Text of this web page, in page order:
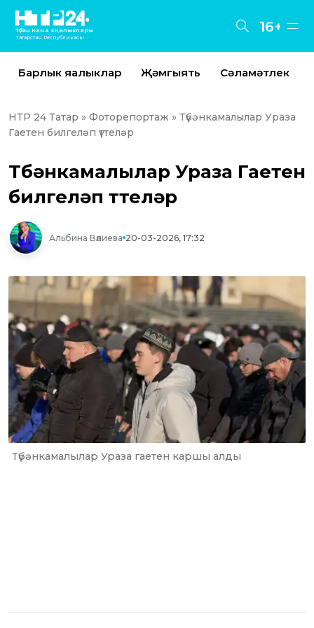
Түбән Кама яңалыклары
Татарстан Республикасы
16+
Барлык яңалыклар Җәмгыять Сәламәтлек
НТР 24 Татар » Фоторепортаж » Түбәнкамалылар Ураза
Гаетен билгеләп үттеләр
Түбәнкамалылар Ураза Гаетен
билгеләп үттеләр
Альбина Вәлиева 20-03-2026, 17:32
Түбәнкамалылар Ураза гаетен каршы алды